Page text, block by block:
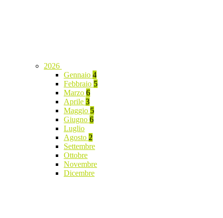
2026
Gennaio 4
Febbraio 5
Marzo 6
Aprile 3
Maggio 5
Giugno 6
Luglio
Agosto 2
Settembre
Ottobre
Novembre
Dicembre